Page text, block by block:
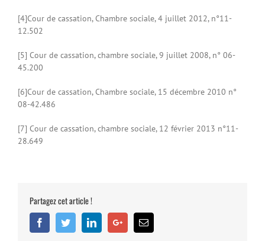
[4]Cour de cassation, Chambre sociale, 4 juillet 2012, n°11-
12.502
[5] Cour de cassation, chambre sociale, 9 juillet 2008, n° 06-
45.200
[6]Cour de cassation, Chambre sociale, 15 décembre 2010 n°
08-42.486
[7] Cour de cassation, chambre sociale, 12 février 2013 n°11-
28.649
Partagez cet article !
FacebookTwitterLinkedinGoogle+Email